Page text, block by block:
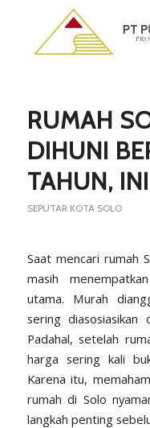
RUMAH
DIHUNI
TAHUN,
SEPUTAR KOTA SOLO
Saat mencari rumah
masih
utama. Murah
sering diasosiasikan
Padahal, setelah
harga sering kali
Karena itu,
rumah di Solo
langkah penting